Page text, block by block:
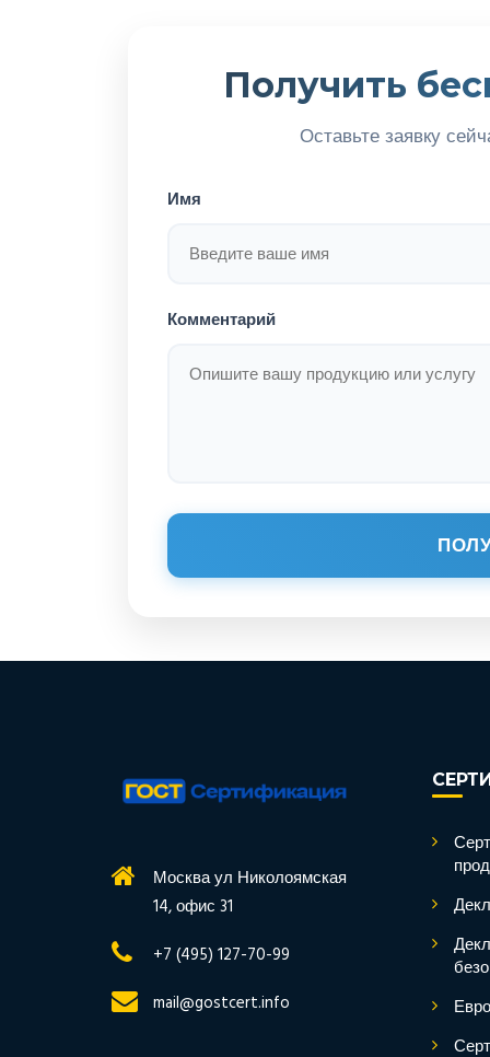
Получить
Оставьте заявку
Имя
Комментарий
Москва ул Николоямская
14, офис 31
+7 (495) 127-70-99
mail@gostcert.info